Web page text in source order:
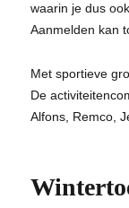
waarin je dus
Aanmelden kan
Met sportieve
De
Alfons, Remco,